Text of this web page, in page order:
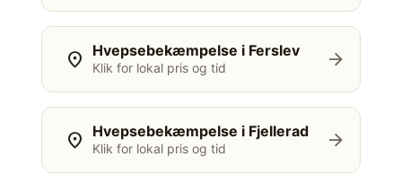
location_on Hvepsebekæmpelse i Ferslev
Klik for lokal pris og tid arrow_forward
location_on Hvepsebekæmpelse i Fjellerad
Klik for lokal pris og tid arrow_forward